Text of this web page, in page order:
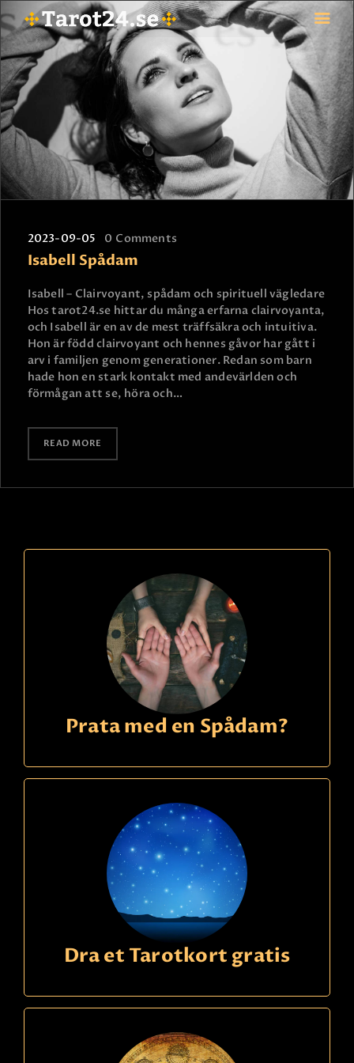
HEM
ASTROLOGI
STJÄRNTECKEN
TAROT
SPÅDAM-SIERSKA
JOBBA SOM SPÅDAM
BETALNING
FAQ
KONTAKTA OSS
2023-09-05 0 Comments
Isabell Spådam
Isabell – Clairvoyant, spådam och spirituell vägledare
Hos tarot24.se hittar du många erfarna clairvoyanta,
och Isabell är en av de mest träffsäkra och intuitiva.
Hon är född clairvoyant och hennes gåvor har gått i
arv i familjen genom generationer. Redan som barn
hade hon en stark kontakt med andevärlden och
förmågan att se, höra och…
READ MORE
Prata med en Spådam?
Dra et Tarotkort gratis